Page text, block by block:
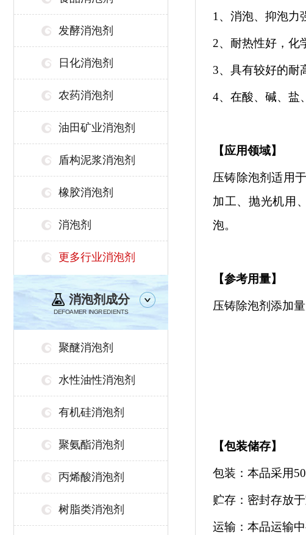
发酵消泡剂
日化消泡剂
农药消泡剂
油田矿业消泡剂
盾构泥浆消泡剂
橡胶消泡剂
消泡剂
更多行业消泡剂
消泡剂成分
DEFOAMER INGREDIENTS
聚醚消泡剂
水性油性消泡剂
有机硅消泡剂
聚氨酯消泡剂
丙烯酸消泡剂
树脂类消泡剂
1、 消泡、抑泡力
2、耐热性好，化
3、具有较好的耐
4、 在酸、碱、盐
【应用领域】
压铸除泡剂适用
加工、抛光机用
泡。
【参考用量】
压铸除泡剂添加
【包装储存】
包装：本品采用
贮存：密封存放
运输：本品运输